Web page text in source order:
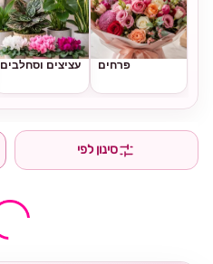
פרחים עציצים וסחלבים
סינון לפי